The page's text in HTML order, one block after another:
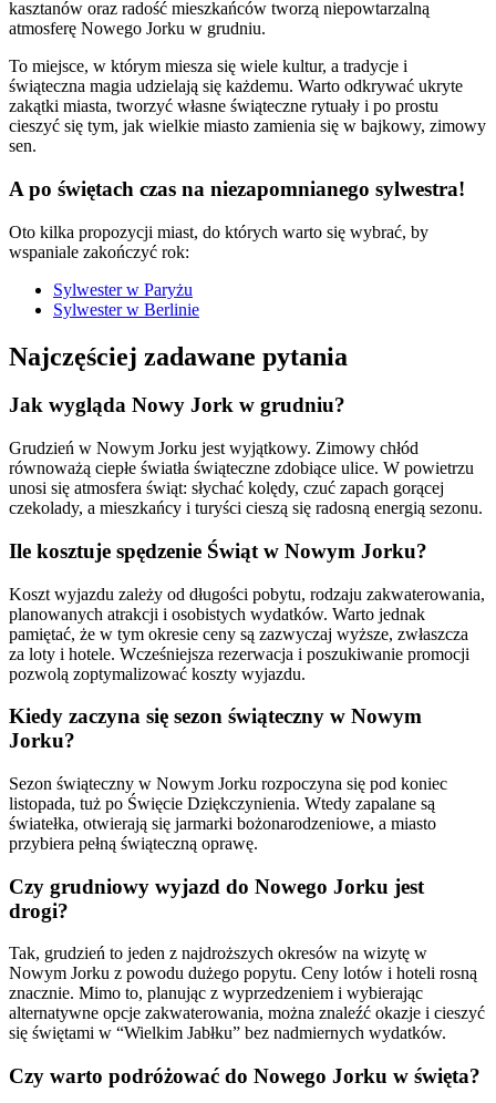
kasztanów oraz radość mieszkańców tworzą niepowtarzalną
atmosferę Nowego Jorku w grudniu.
To miejsce, w którym miesza się wiele kultur, a tradycje i
świąteczna magia udzielają się każdemu. Warto odkrywać ukryte
zakątki miasta, tworzyć własne świąteczne rytuały i po prostu
cieszyć się tym, jak wielkie miasto zamienia się w bajkowy, zimowy
sen.
A po świętach czas na niezapomnianego sylwestra!
Oto kilka propozycji miast, do których warto się wybrać, by
wspaniale zakończyć rok:
Sylwester w Paryżu
Sylwester w Berlinie
Najczęściej zadawane pytania
Jak wygląda Nowy Jork w grudniu?
Grudzień w Nowym Jorku jest wyjątkowy. Zimowy chłód
równoważą ciepłe światła świąteczne zdobiące ulice. W powietrzu
unosi się atmosfera świąt: słychać kolędy, czuć zapach gorącej
czekolady, a mieszkańcy i turyści cieszą się radosną energią sezonu.
Ile kosztuje spędzenie Świąt w Nowym Jorku?
Koszt wyjazdu zależy od długości pobytu, rodzaju zakwaterowania,
planowanych atrakcji i osobistych wydatków. Warto jednak
pamiętać, że w tym okresie ceny są zazwyczaj wyższe, zwłaszcza
za loty i hotele. Wcześniejsza rezerwacja i poszukiwanie promocji
pozwolą zoptymalizować koszty wyjazdu.
Kiedy zaczyna się sezon świąteczny w Nowym
Jorku?
Sezon świąteczny w Nowym Jorku rozpoczyna się pod koniec
listopada, tuż po Święcie Dziękczynienia. Wtedy zapalane są
światełka, otwierają się jarmarki bożonarodzeniowe, a miasto
przybiera pełną świąteczną oprawę.
Czy grudniowy wyjazd do Nowego Jorku jest
drogi?
Tak, grudzień to jeden z najdroższych okresów na wizytę w
Nowym Jorku z powodu dużego popytu. Ceny lotów i hoteli rosną
znacznie. Mimo to, planując z wyprzedzeniem i wybierając
alternatywne opcje zakwaterowania, można znaleźć okazje i cieszyć
się świętami w “Wielkim Jabłku” bez nadmiernych wydatków.
Czy warto podróżować do Nowego Jorku w święta?